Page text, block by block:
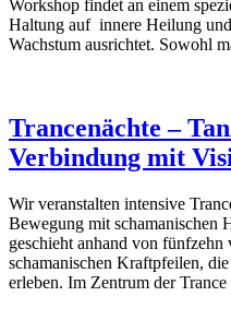
Workshop findet an einem
Haltung auf innere Heilung
Wachstum ausrichtet. Sowohl
Trancenächte –
Verbindung mit
Wir veranstalten intensive
Bewegung mit schamanischen
geschieht anhand von fünfzehn
schamanischen Kraftpfeilen,
erleben. Im Zentrum der